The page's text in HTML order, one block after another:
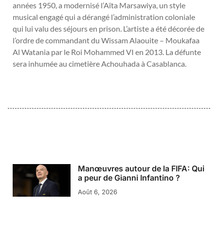
années 1950, a modernisé l’Aïta Marsawiya, un style
musical engagé qui a dérangé l’administration coloniale
qui lui valu des séjours en prison. L’artiste a été décorée de
l’ordre de commandant du Wissam Alaouite – Moukafaa
Al Watania par le Roi Mohammed VI en 2013. La défunte
sera inhumée au cimetière Achouhada à Casablanca.
Manœuvres autour de la FIFA: Qui
a peur de Gianni Infantino ?
Août 6, 2026